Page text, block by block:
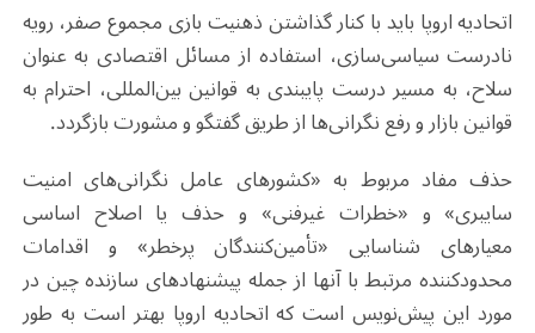
اتحادیه اروپا باید با کنار گذاشتن ذهنیت بازی مجموع صفر، رویه‌
نادرست سیاسی‌سازی، استفاده از مسائل اقتصادی به عنوان
سلاح، به مسیر درست پایبندی به قوانین بین‌المللی، احترام به
قوانین بازار و رفع نگرانی‌ها از طریق گفتگو و مشورت بازگردد.
حذف مفاد مربوط به «کشورهای عامل نگرانی‌های امنیت
سایبری» و «خطرات غیرفنی» و حذف یا اصلاح اساسی
معیارهای شناسایی «تأمین‌کنندگان پرخطر» و اقدامات
محدودکننده مرتبط با آنها از جمله پیشنهادهای سازنده چین در
مورد این پیش‌نویس است که اتحادیه اروپا بهتر است به طور